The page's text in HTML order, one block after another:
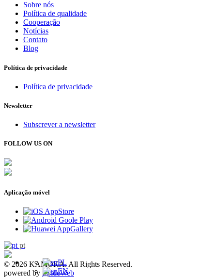
Sobre nós
Política de qualidade
Cooperação
Notícias
Contato
Blog
Política de privacidade
Política de privacidade
Newsletter
Subscrever a newsletter
FOLLOW US ON
Aplicação móvel
pt
PL
EN
© 2026 KAMOKA. All Rights Reserved.
powered by insideWeb